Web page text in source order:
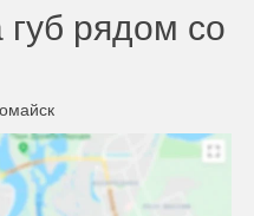
губ рядом со